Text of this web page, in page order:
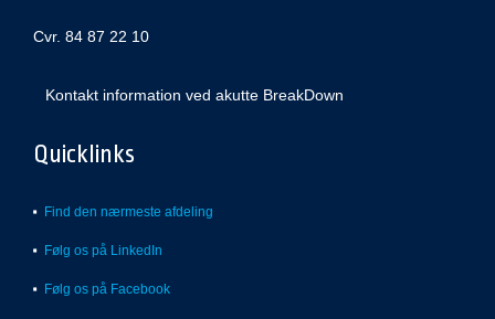
Cvr. 84 87 22 10
Kontakt information ved akutte BreakDown
Quicklinks
Find den nærmeste afdeling
Følg os på LinkedIn
Følg os på Facebook